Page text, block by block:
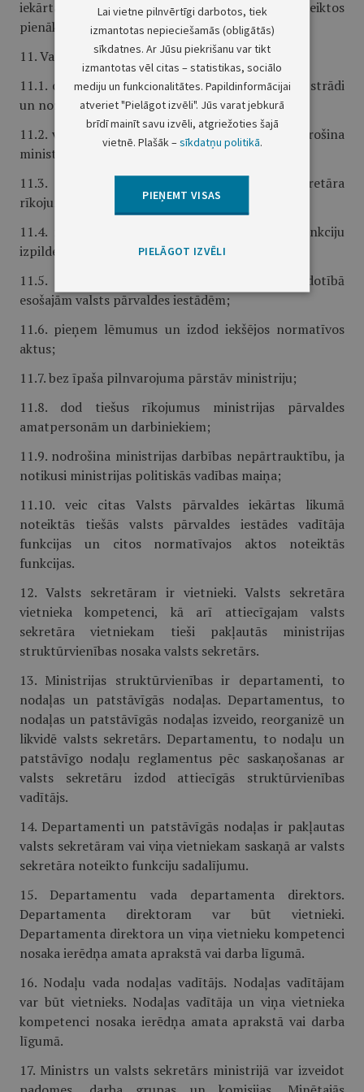
iekārtas likumā un citos normatīvajos aktos noteiktos
pienākumus.
11. Valsts sekretārs:
11.1. organizē nozares politikas un stratēģijas izstrādi
un nozares politikas īstenošanu;
11.2. vada iestādes administratīvo darbu un nodrošina
ministrijas funkciju izpildi;
11.3. nodrošina ministra un parlamentārā sekretāra
rīkojumu izpildi;
11.4. izveido racionālu struktūru ministrijas funkciju
izpildei;
11.5. plāno finanšu resursus ministrijas padotībā
esošajām valsts pārvaldes iestādēm;
11.6. pieņem lēmumus un izdod iekšējos normatīvos
aktus;
11.7. bez īpaša pilnvarojuma pārstāv ministriju;
11.8. dod tiešus rīkojumus ministrijas pārvaldes
amatpersonām un darbiniekiem;
11.9. nodrošina ministrijas darbības nepārtrauktību, ja
notikusi ministrijas politiskās vadības maiņa;
11.10. veic citas Valsts pārvaldes iekārtas likumā
noteiktās tiešās valsts pārvaldes iestādes vadītāja
funkcijas un citos normatīvajos aktos noteiktās
funkcijas.
12. Valsts sekretāram ir vietnieki. Valsts sekretāra
vietnieka kompetenci, kā arī attiecīgajam valsts
sekretāra vietniekam tieši pakļautās ministrijas
struktūrvienības nosaka valsts sekretārs.
13. Ministrijas struktūrvienības ir departamenti, to
nodaļas un patstāvīgās nodaļas. Departamentus, to
nodaļas un patstāvīgās nodaļas izveido, reorganizē un
likvidē valsts sekretārs. Departamentu, to nodaļu un
patstāvīgo nodaļu reglamentus pēc saskaņošanas ar
valsts sekretāru izdod attiecīgās struktūrvienības
vadītājs.
14. Departamenti un patstāvīgās nodaļas ir pakļautas
valsts sekretāram vai viņa vietniekam saskaņā ar valsts
sekretāra noteikto funkciju sadalījumu.
15. Departamentu vada departamenta direktors.
Departamenta direktoram var būt vietnieki.
Departamenta direktora un viņa vietnieku kompetenci
nosaka ierēdņa amata aprakstā vai darba līgumā.
16. Nodaļu vada nodaļas vadītājs. Nodaļas vadītājam
var būt vietnieks. Nodaļas vadītāja un viņa vietnieka
kompetenci nosaka ierēdņa amata aprakstā vai darba
līgumā.
17. Ministrs un valsts sekretārs ministrijā var izveidot
Lai vietne pilnvērtīgi darbotos, tiek
izmantotas nepieciešamās (obligātās)
sīkdatnes. Ar Jūsu piekrišanu var tikt
izmantotas vēl citas – statistikas, sociālo
mediju un funkcionalitātes. Papildinformācijai
atveriet "Pielāgot izvēli". Jūs varat jebkurā
brīdī mainīt savu izvēli, atgriežoties šajā
vietnē. Plašāk –sīkdatņu politikā.
PIEŅEMT VISAS
PIELĀGOT IZVĒLI